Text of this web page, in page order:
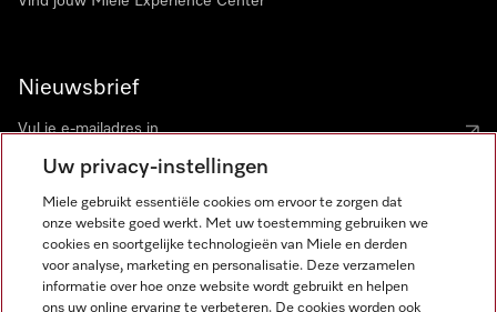
Nieuwsbrief
Miele op Instagram
Miele op Facebook
Miele op Youtube
Uw privacy-instellingen
Miele gebruikt essentiële cookies om ervoor te zorgen dat
onze website goed werkt. Met uw toestemming gebruiken we
cookies en soortgelijke technologieën van Miele en derden
voor analyse, marketing en personalisatie. Deze verzamelen
informatie over hoe onze website wordt gebruikt en helpen
ons uw online ervaring te verbeteren. De cookies worden ook